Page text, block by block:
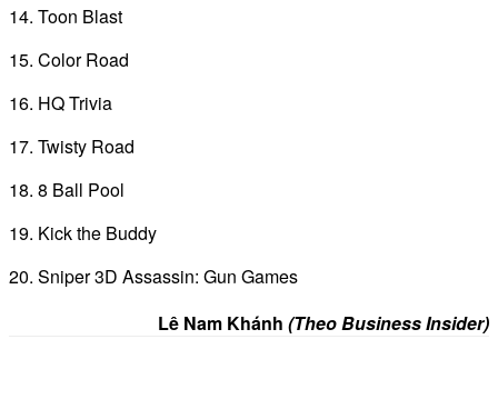
14. Toon Blast
15. Color Road
16. HQ Trivia
17. Twisty Road
18. 8 Ball Pool
19. Kick the Buddy
20. Sniper 3D Assassin: Gun Games
Lê Nam Khánh (Theo Business Insider)